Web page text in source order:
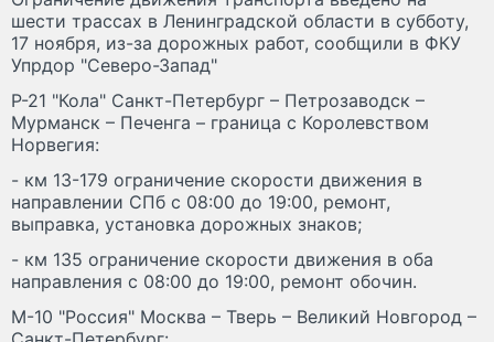
шести трассах в Ленинградской области в субботу,
17 ноября, из-за дорожных работ, сообщили в ФКУ
Упрдор "Северо-Запад"
Р-21 "Кола" Санкт-Петербург – Петрозаводск –
Мурманск – Печенга – граница с Королевством
Норвегия:
- км 13-179 ограничение скорости движения в
направлении СПб с 08:00 до 19:00, ремонт,
выправка, установка дорожных знаков;
- км 135 ограничение скорости движения в оба
направления с 08:00 до 19:00, ремонт обочин.
М-10 "Россия" Москва – Тверь – Великий Новгород –